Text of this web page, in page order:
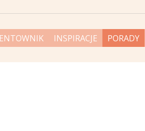
INSPIRACJE PORADY